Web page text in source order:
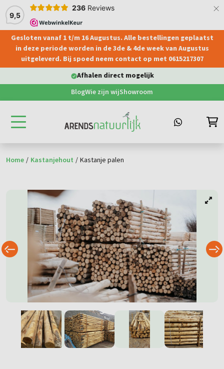
9,5
236 Reviews ×
Gesloten vanaf 1 t/m 16 Augustus. Alle bestellingen geplaatst
in deze periode worden in de 3de & 4de week van Augustus
uitgeleverd. Bij spoed neem contact op met 0615217307
Levering aan particulier & bedrijven
BlogWie zijn wijShowroom
Home / Kastanjehout / Kastanje palen